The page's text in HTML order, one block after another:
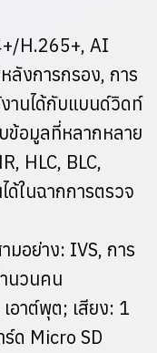
H.265+, AI
ลังการกรอง, การ
านได้กับแบนด์วิดท์
ข้อมูลที่หลากหลาย
HLC, BLC,
ด้ในฉากการตรวจ
มอย่าง: IVS, การ
นวนคน
าต์พุต; เสียง: 1
ด Micro SD